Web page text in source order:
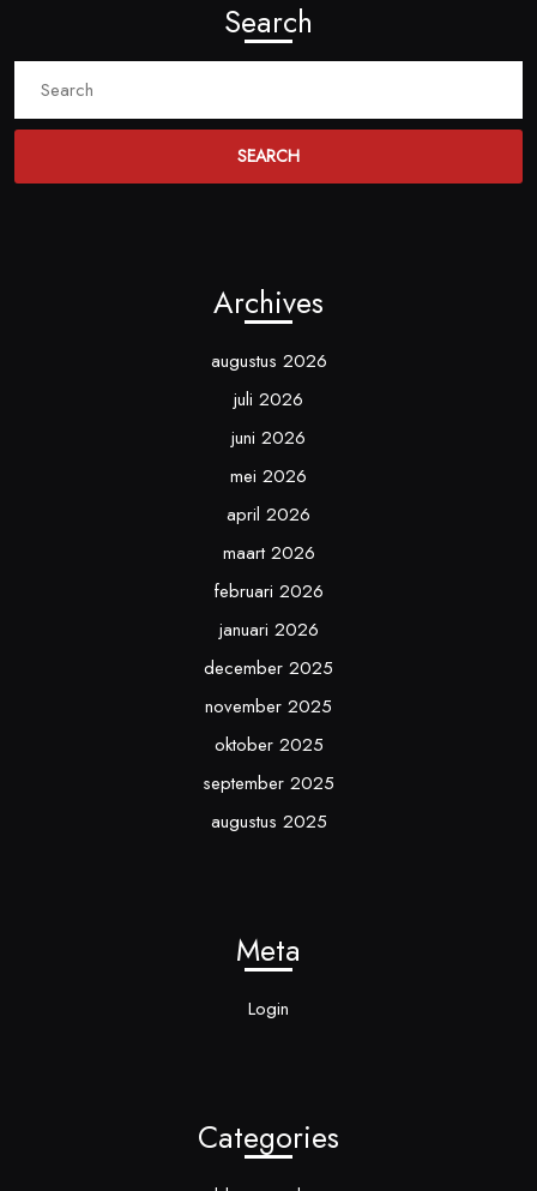
Search
Archives
augustus 2026
juli 2026
juni 2026
mei 2026
april 2026
maart 2026
februari 2026
januari 2026
december 2025
november 2025
oktober 2025
september 2025
augustus 2025
Meta
Login
Categories